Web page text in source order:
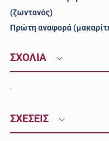
(ζωντανός)
Πρώτη αναφορά
ΣΧΟΛΙΑ
-
ΣΧΕΣΕΙΣ